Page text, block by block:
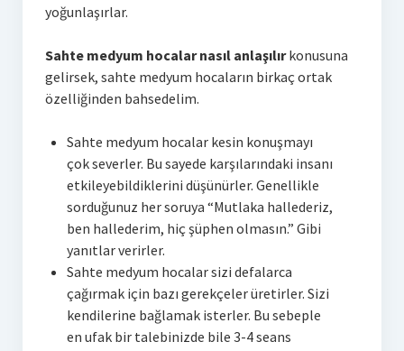
yoğunlaşırlar.
Sahte medyum hocalar nasıl anlaşılırkonusuna
gelirsek, sahte medyum hocaların birkaç ortak
özelliğinden bahsedelim.
Sahte medyum hocalar kesin konuşmayı
çok severler. Bu sayede karşılarındaki insanı
etkileyebildiklerini düşünürler. Genellikle
sorduğunuz her soruya “Mutlaka hallederiz,
ben hallederim, hiç şüphen olmasın.” Gibi
yanıtlar verirler.
Sahte medyum hocalar sizi defalarca
çağırmak için bazı gerekçeler üretirler. Sizi
kendilerine bağlamak isterler. Bu sebeple
en ufak bir talebinizde bile 3-4 seans